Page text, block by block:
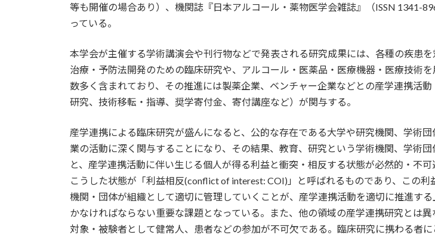
等も開催の場合あり）、機関誌『日本アルコール・薬物医学会雑誌』（ISSN 1341-
っている。
本学会が主催する学術講演会や刊行物などで発表される研究成果には、各種の疾患を
治療・予防法開発のための臨床研究や、アルコール・医薬品・医療機器・医療技術
数多く含まれており、その推進には製薬企業、ベンチャー企業などとの産学連携活
研究、技術移転・指導、奨学寄付金、寄付講座など）が関与する。
産学連携による臨床研究が盛んになると、公的な存在である大学や研究機関、学術
業の活動に深く関与することになり、その結果、教育、研究という学術機関、学術
と、産学連携活動に伴い生じる個人が得る利益と衝突・相反する状態が必然的・不可
こうした状態が「利益相反(conflict of interest: COI)」と呼ばれるものであり、この利
機関・団体が組織として適切に管理していくことが、産学連携活動を適切に推進す
かなければならない重要な課題となっている。また、他の領域の産学連携研究とは異
対象・被験者として健常人、患者などの参加が不可欠である。臨床研究に携わる者に